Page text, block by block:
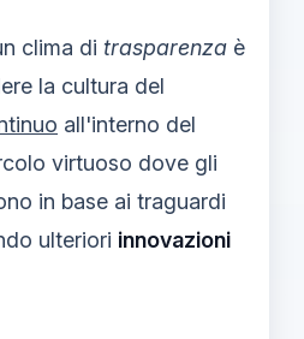
clima di trasparenza è
la cultura del
all'interno del
virtuoso dove gli
in base ai traguardi
ulteriori innovazioni